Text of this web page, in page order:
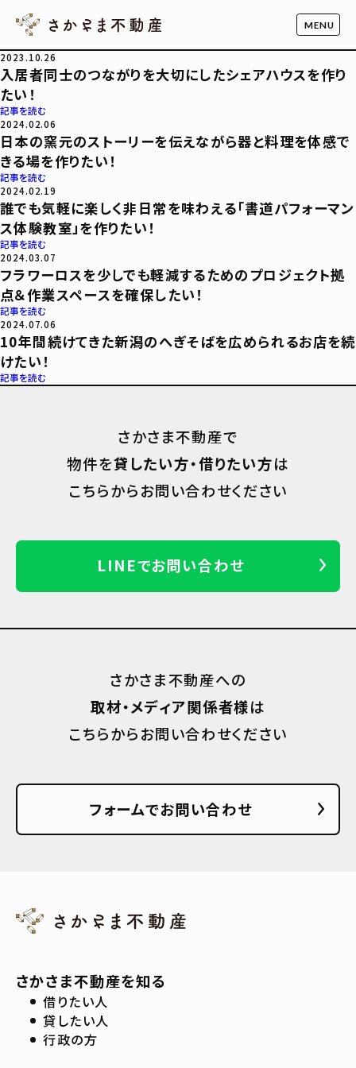
2023.10.26
入居者同士のつながりを大切にしたシェアハウスを作り
たい！
記事を読む
2024.02.06
日本の窯元のストーリーを伝えながら器と料理を体感で
きる場を作りたい！
記事を読む
2024.02.19
誰でも気軽に楽しく非日常を味わえる「書道パフォーマン
ス体験教室」を作りたい！
記事を読む
2024.03.07
フラワーロスを少しでも軽減するためのプロジェクト拠
点＆作業スペースを確保したい！
記事を読む
2024.07.06
10年間続けてきた新潟のへぎそばを広められるお店を続
けたい！
記事を読む
さかさま不動産で
物件を貸したい方・借りたい方は
こちらからお問い合わせください
LINEでお問い合わせ
さかさま不動産への
取材・メディア関係者様は
こちらからお問い合わせください
フォームでお問い合わせ
さかさま不動産を知る
借りたい人
貸したい人
行政の方